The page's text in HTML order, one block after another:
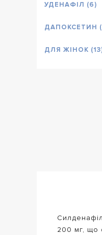
УДЕНАФІЛ (6)
ДАПОКСЕТИН
ДЛЯ ЖІНОК
200 мг, що